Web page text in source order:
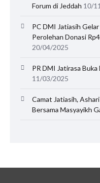
Forum di Jeddah 10/
PC DMI Jatiasih
Perolehan Donasi
20/04/2025
PR DMI Jatirasa
11/03/2025
Camat Jatiasih,
Bersama Masyayikh